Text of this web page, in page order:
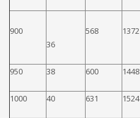
900
36
568 1372
950 38 600 1448
1000 40 631 1524